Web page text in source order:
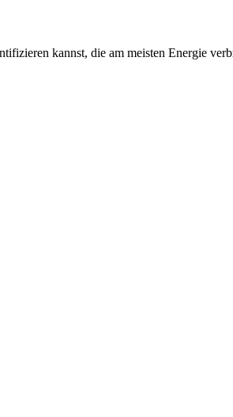
kannst, die am meisten Energie